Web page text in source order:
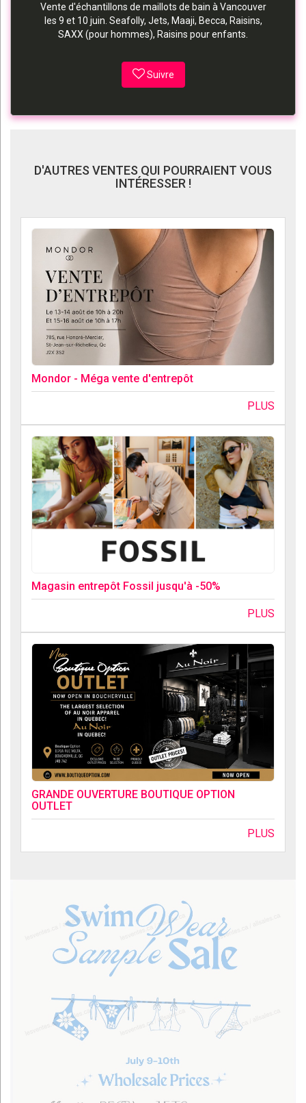
Vente d'échantillons de maillots de bain à Vancouver
les 9 et 10 juin. Seafolly, Jets, Maaji, Becca, Raisins,
SAXX (pour hommes), Raisins pour enfants.
Suivre
D'AUTRES VENTES QUI POURRAIENT VOUS
INTÉRESSER !
Mondor - Méga vente d'entrepôt
PLUS
Magasin entrepôt Fossil jusqu'à -50%
PLUS
GRANDE OUVERTURE BOUTIQUE OPTION
OUTLET
PLUS